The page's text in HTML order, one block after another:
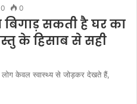
0 0
सकती है घर का
के हिसाब से सही
केवल स्वास्थ्य से जोड़कर देखते हैं,